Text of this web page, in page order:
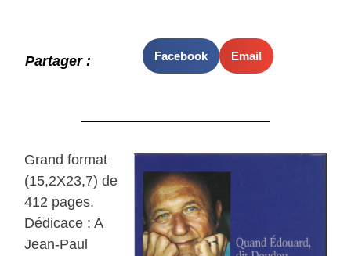
Partager : Facebook Email
Grand format
(15,2X23,7) de
412 pages.
Dédicace : A
Jean-Paul